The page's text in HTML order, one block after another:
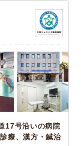
17号沿いの病院
療、漢方・鍼治